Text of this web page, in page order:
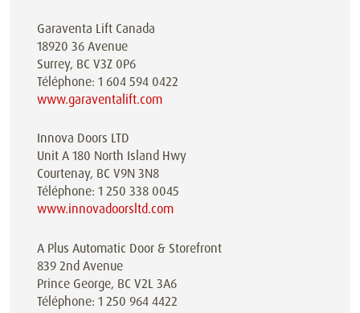
Garaventa Lift Canada
18920 36 Avenue
Surrey, BC V3Z 0P6
Téléphone: 1 604 594 0422
www.garaventalift.com
Innova Doors LTD
Unit A 180 North Island Hwy
Courtenay, BC V9N 3N8
Téléphone: 1 250 338 0045
www.innovadoorsltd.com
A Plus Automatic Door & Storefront
839 2nd Avenue
Prince George, BC V2L 3A6
Téléphone: 1 250 964 4422